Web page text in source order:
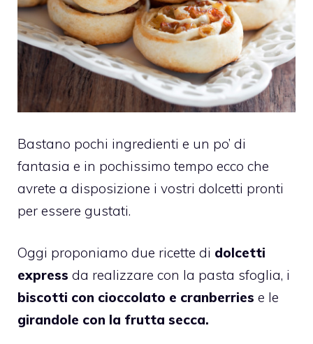
Bastano pochi ingredienti e un po’ di
fantasia e in pochissimo tempo ecco che
avrete a disposizione i vostri dolcetti pronti
per essere gustati.
Oggi proponiamo due ricette di dolcetti
express da realizzare con la pasta sfoglia, i
biscotti con cioccolato e cranberries e le
girandole con la frutta secca.